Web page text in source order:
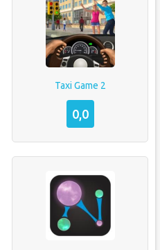
Taxi Game 2
0,0